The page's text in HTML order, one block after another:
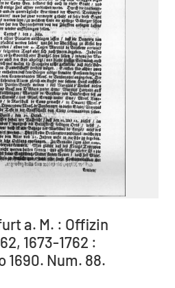
a. M. : Offizin
1673-1762 :
1690. Num. 88.